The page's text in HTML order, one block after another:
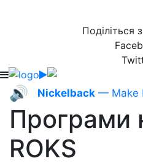
Поділіться
🔊 Nickelback — Make
Програми
ROKS